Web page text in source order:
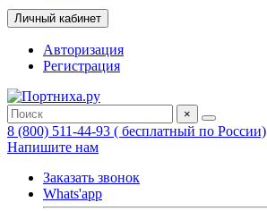
Личный кабинет
Авторизация
Регистрация
×
8 (800) 511-44-93 ( бесплатный по России)
Напишите нам
Заказать звонок
Whats'app